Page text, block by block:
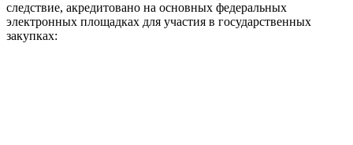
следствие, акредитовано на основных федеральных
электронных площадках для участия в государственных
закупках: